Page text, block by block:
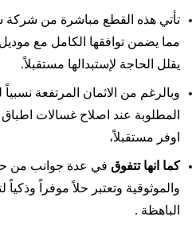
تأتي هذه القطع مباشرة من شركة
مما يضمن توافقها الكامل مع موديل
يقلل الحاجة لإستبدالها مستقبلاً.
وبالرغم من الاثمان المرتفعة نسبياً
المطلوبة عند اصلاح غسالات اطباق
اوفر مستقبلاً،
كما انها تتفوق في عدة جوانب من
والموثوقية وتعتبر حلاً موفراً وذكياً
الباهظة .